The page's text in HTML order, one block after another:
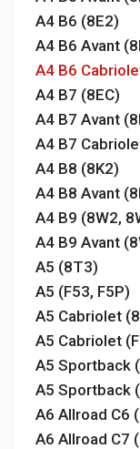
A4 B6 (8E2)
A4 B6 Avant
A4 B6
A4 B7 (8EC)
A4 B7 Avant
A4 B7
A4 B8 (8K2)
A4 B8 Avant
A4 B9 (8W2,
A4 B9 Avant
A5 (8T3)
A5 (F53, F5P)
A5 Cabriolet
A5 Cabriolet
A5 Sportback
A5 Sportback
A6 Allroad C6
A6 Allroad C7